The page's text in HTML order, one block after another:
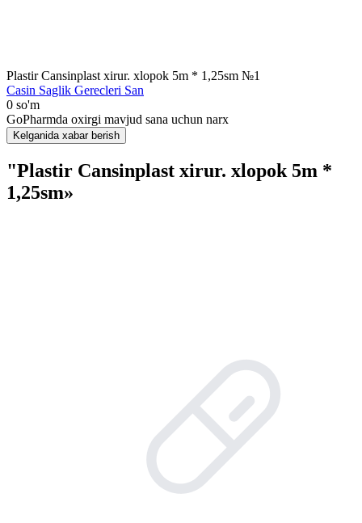
Plastir Cansinplast xirur. xlopok 5m * 1,25sm №1
Casin Saglik Gerecleri San
0 so'm
GoPharmda oxirgi mavjud sana uchun narx
Kelganida xabar berish
"Plastir Cansinplast xirur. xlopok 5m *
1,25sm»